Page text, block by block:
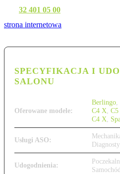
32 401 05 00
strona internetowa
SPECYFIKACJA I
SALONU
Oferowane modele:
Berlingo
C4 X C5
C4 X
Usługi ASO:
Udogodnienia: